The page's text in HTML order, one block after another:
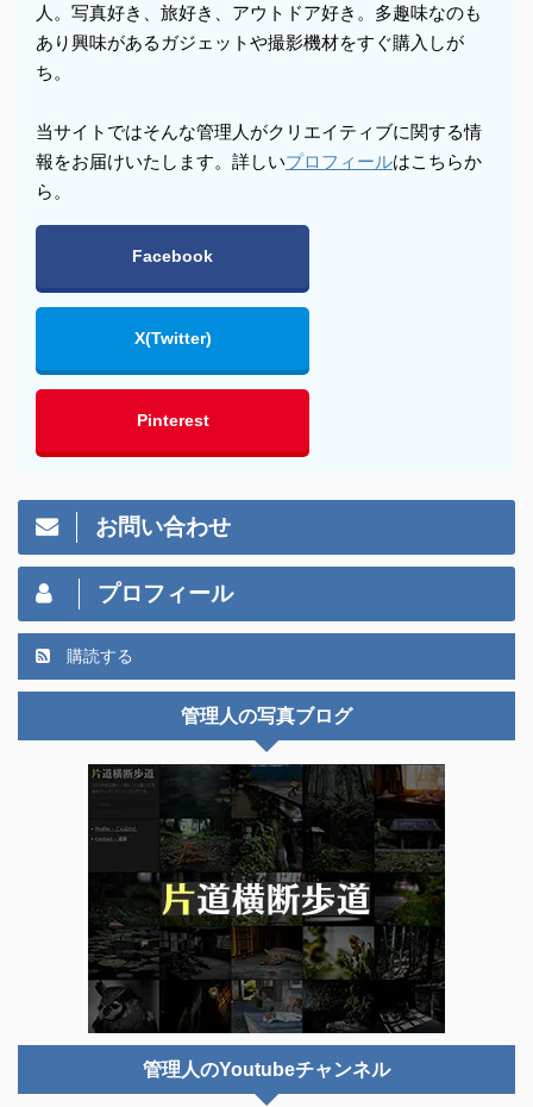
人。写真好き、旅好き、アウトドア好き。多趣味なのも
あり興味があるガジェットや撮影機材をすぐ購入しが
ち。
当サイトではそんな管理人がクリエイティブに関する情
報をお届けいたします。詳しいプロフィールはこちらか
ら。
Facebook
X(Twitter)
Pinterest
お問い合わせ
プロフィール
購読する
管理人の写真ブログ
管理人のYoutubeチャンネル